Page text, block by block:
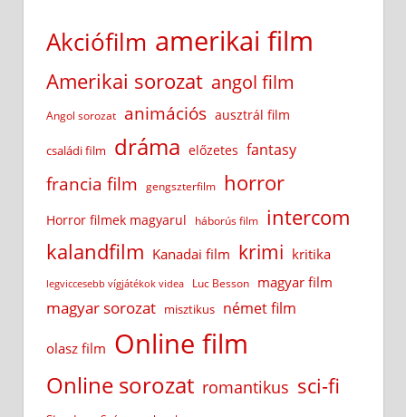
Akciófilm amerikai film
Amerikai sorozat angol film
Angol sorozat animációs ausztrál film
családi film dráma előzetes fantasy
francia film gengszterfilm horror
Horror filmek magyarul háborús film intercom
kalandfilm Kanadai film krimi kritika
legviccesebb vígjátékok videa Luc Besson magyar film
magyar sorozat misztikus német film
olasz film Online film
Online sorozat romantikus sci-fi